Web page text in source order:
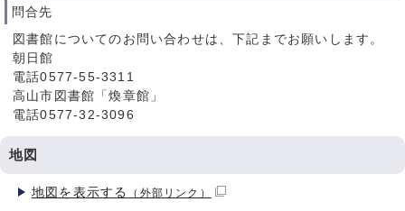
問合先
図書館についてのお問い合わせは、下記までお願いします。
朝日館
電話0577-55-3311
高山市図書館「煥章館」
電話0577-32-3096
地図
地図を表示する （外部リンク）